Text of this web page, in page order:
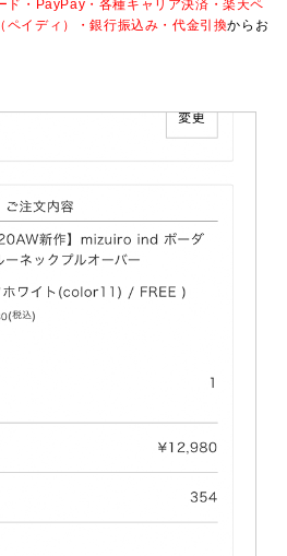
ド・PayPay・各種キャリア決済・楽天ペ
イディ）・銀行振込み・代金引換からお